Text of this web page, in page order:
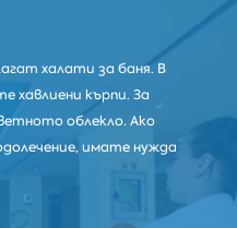
халати за баня. В
хавлиени кърпи. За
облекло. Ако
имате нужда